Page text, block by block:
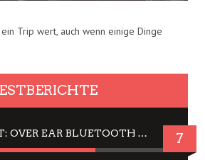
ein Trip wert, auch wenn einige Dinge
JBL TUNE 720BT: OVER EAR BLUETOOTH KOPFHÖRER UM DIE 50,-€ IM DAUER-TEST 7